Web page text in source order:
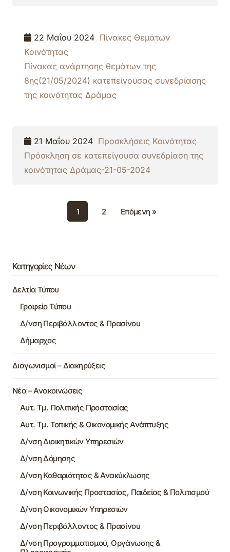
22 Μαΐου 2024 Πίνακες Θεμάτων
Κοινότητας
Πίνακας ανάρτησης θεμάτων της
8ης(21/05/2024) κατεπείγουσας συνεδρίασης
της κοινότητας Δράμας
21 Μαΐου 2024 Προσκλήσεις Κοινότητας
Πρόσκληση σε κατεπείγουσα συνεδρίαση της
κοινότητας Δράμας-21-05-2024
1 2 Επόμενη »
Κατηγορίες Νέων
Δελτία Τύπου
Γραφείο Τύπου
Δ/νση Περιβάλλοντος & Πρασίνου
Δήμαρχος
Διαγωνισμοί – Διακηρύξεις
Νέα – Ανακοινώσεις
Αυτ. Τμ. Πολιτικής Προστασίας
Αυτ. Τμ. Τοπικής & Οικονομικής Ανάπτυξης
Δ/νση Διοικητικών Υπηρεσιών
Δ/νση Δόμησης
Δ/νση Καθαριότητας & Ανακύκλωσης
Δ/νση Κοινωνικής Προστασίας, Παιδείας & Πολιτισμού
Δ/νση Οικονομικών Υπηρεσιών
Δ/νση Περιβάλλοντος & Πρασίνου
Δ/νση Προγραμματισμού, Οργάνωσης &